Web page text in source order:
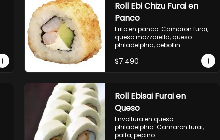
Roll Ebi Chizu Furai en
Panco
Frito en panco. Camaron furai,
queso mozzarella, queso
philadelphia, cebollin.
$7.490
Roll Ebisai Furai en
Queso
Envoltura en queso
philadelphia. Camaron furai,
palta, pepino.